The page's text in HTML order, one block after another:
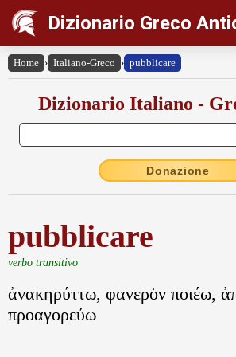
Dizionario Greco
Home › Italiano-Greco › pubblicare
Dizionario Italiano -
Donazione
pubblicare
verbo transitivo
ἀνακηρύττω, φανερὸν ποιέω,
προαγορεύω